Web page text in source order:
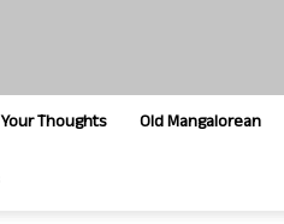
Your Thoughts Old Mangalorean